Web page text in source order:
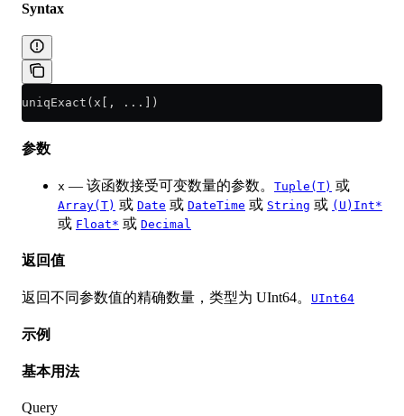
Syntax
uniqExact(x[, ...])
参数
x — 该函数接受可变数量的参数。 Tuple(T) 或
Array(T) 或 Date 或 DateTime 或 String 或 (U)Int*
或 Float* 或 Decimal
返回值
返回不同参数值的精确数量，类型为 UInt64。 UInt64
示例
基本用法
Query